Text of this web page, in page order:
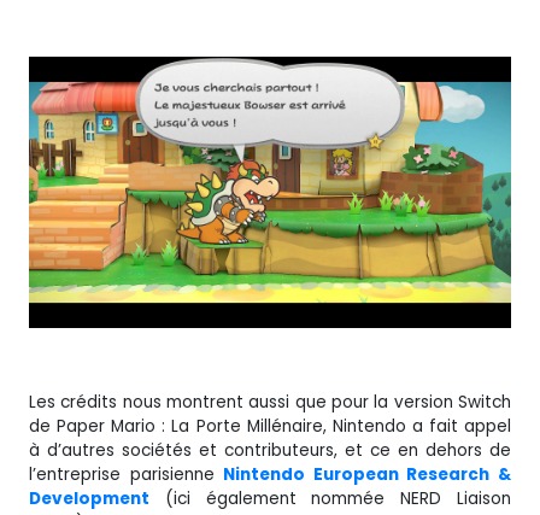
Les crédits nous montrent aussi que pour la version Switch
de Paper Mario : La Porte Millénaire, Nintendo a fait appel
à d’autres sociétés et contributeurs, et ce en dehors de
l’entreprise parisienne Nintendo European Research &
Development (ici également nommée NERD Liaison